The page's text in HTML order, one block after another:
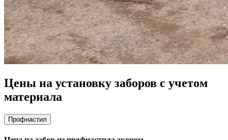
Цены на установку заборов с учетом
материала
Профнастил